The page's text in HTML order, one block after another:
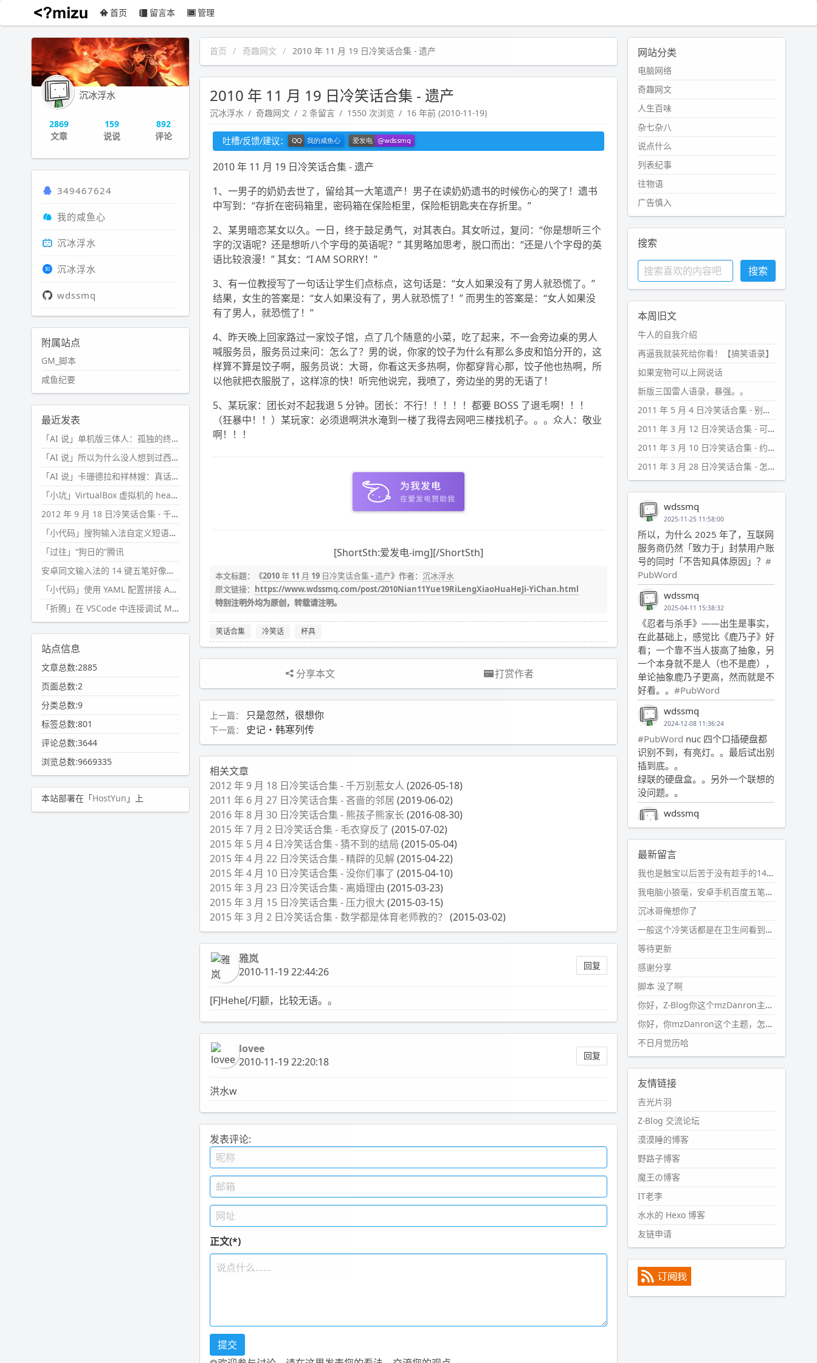
沉冰浮水 首页 留言本 管理
首页 奇趣网文 2010 年 11 月 19 日冷笑话合集 - 遗产
2010 年 11 月 19 日冷笑话合集 - 遗产
沉冰浮水 奇趣网文 2 条留言 1550 次浏览 16 年前 (2010-11-19)
吐槽/反馈/建议：
2010 年 11 月 19 日冷笑话合集 - 遗产
1、一男子的奶奶去世了，留给其一大笔遗产！男子在读奶奶遗书的时候伤心的哭了！遗书
中写到：“存折在密码箱里，密码箱在保险柜里，保险柜钥匙夹在存折里。”
2、某男暗恋某女以久。一日，终于鼓足勇气，对其表白。其女听过，复问：“你是想听三个
字的汉语呢？还是想听八个字母的英语呢？” 其男略加思考，脱口而出：“还是八个字母的英
语比较浪漫！” 其女：“I AM SORRY！”
3、有一位教授写了一句话让学生们点标点，这句话是：“女人如果没有了男人就恐慌了。”
结果，女生的答案是：“女人如果没有了，男人就恐慌了！” 而男生的答案是：“女人如果没
有了男人，就恐慌了！”
4、昨天晚上回家路过一家饺子馆，点了几个随意的小菜，吃了起来，不一会旁边桌的男人
喊服务员，服务员过来问：怎么了？男的说，你家的饺子为什么有那么多皮和馅分开的，这
样算不算是饺子啊，服务员说：大哥，你看这天多热啊，你都穿背心那，饺子他也热啊，所
以他就把衣服脱了，这样凉的快！听完他说完，我喷了，旁边坐的男的无语了！
5、某玩家：团长对不起我退 5 分钟。团长：不行！！！！！都要 BOSS 了退毛啊！！！
（狂暴中！！）某玩家：必须退啊洪水淹到一楼了我得去网吧三楼找机子。。。众人：敬业
啊！！！
[ShortSth:爱发电-img][/ShortSth]
本文标题：《2010 年 11 月 19 日冷笑话合集 - 遗产》作者： 沉冰浮水
原文链接： https://www.wdssmq.com/post/2010Nian11Yue19RiLengXiaoHuaHeJi-YiChan.html
特别注明外均为原创，转载请注明。
笑话合集 冷笑话 杯具
分享本文 打赏作者
上一篇： 只是忽然，很想你
下一篇： 史记・韩寒列传
相关文章
2012 年 9 月 18 日冷笑话合集 - 千万别惹女人 (2026-05-18)
2011 年 6 月 27 日冷笑话合集 - 吝啬的邻居 (2019-06-02)
2016 年 8 月 30 日冷笑话合集 - 熊孩子熊家长 (2016-08-30)
2015 年 7 月 2 日冷笑话合集 - 毛衣穿反了 (2015-07-02)
2015 年 5 月 4 日冷笑话合集 - 猜不到的结局 (2015-05-04)
2015 年 4 月 22 日冷笑话合集 - 精辟的见解(2015-04-22)
2015 年 4 月 10 日冷笑话合集 - 没你们事了 (2015-04-10)
2015 年 3 月 23 日冷笑话合集 - 离婚理由 (2015-03-23)
2015 年 3 月 15 日冷笑话合集 - 压力很大 (2015-03-15)
2015 年 3 月 2 日冷笑话合集 - 数学都是体育老师教的？ (2015-03-02)
雅岚
2010-11-19 22:44:26
回复
[F]Hehe[/F]额，比较无语。。
lovee
2010-11-19 22:20:18
回复
洪水w
发表评论:
正文(*)
沉冰浮水
2869
文章
159
说说
892
评论
349467624
我的咸鱼心
沉冰浮水
沉冰浮水
wdssmq
附属站点
GM_脚本
咸鱼纪要
最近发表
「AI 说」单机版三体人：孤独的终极形态
「AI 说」所以为什么没人想到过西西弗斯的膝盖状态？
「AI 说」卡珊德拉和祥林嫂：真话者的悲剧
「小坑」VirtualBox 虚拟机的 headless 启动方式
2012 年 9 月 18 日冷笑话合集 - 千万别惹女人
「小代码」搜狗输入法自定义短语分片管理「Python」
「过往」“狗日的”腾讯
安卓同文输入法的 14 键五笔好像终于能用了?
「小代码」使用 YAML 配置拼接 AI 提示词，随机及条件语句
「折腾」在 VSCode 中连接调试 Microsoft Edge
站点信息
文章总数:2885
页面总数:2
分类总数:9
标签总数:801
评论总数:3644
浏览总数:9669335
本站部署在「HostYun 」上
网站分类
电脑网络
奇趣网文
人生百味
杂七杂八
说点什么
列表纪事
往物语
广告慎入
搜索
本周旧文
牛人的自我介绍
再逼我就装死给你看！【搞笑语录】
如果宠物可以上网说话
新版三国雷人语录，暴强。。
2011 年 5 月 4 日冷笑话合集 - 别看不上老婆挑的东西
2011 年 3 月 12 日冷笑话合集 - 可疑的考生
2011 年 3 月 10 日冷笑话合集 - 约定
2011 年 3 月 28 日冷笑话合集 - 怎么证明
wdssmq
2025-11-25 11:58:00
所以，为什么 2025 年了，互联网
服务商仍然「致力于」封禁用户账
号的同时「不告知具体原因」？ #
PubWord
wdssmq
2025-04-11 15:38:32
《忍者与杀手》——出生是事实，
在此基础上，感觉比《鹿乃子》好
看；一个靠不当人拔高了抽象，另
一个本身就不是人（也不是鹿），
单论抽象鹿乃子更高，然而就是不
好看。。 #PubWord
wdssmq
2024-12-08 11:36:24
#PubWord nuc 四个口插硬盘都
识别不到，有亮灯。。最后试出别
插到底。。
绿联的硬盘盒。。另外一个联想的
没问题。。
wdssmq
2024-11-19 17:31:51
#PubWord近期观影记录：超级
马里奥，死侍与金刚狼。。
wdssmq
2024-10-08 10:12:25
#PubWord搬家也告一段落，虽
然搬过来的东西还得归置，新衣柜
虽说已经散俩月味儿了，但还是不
想放衣服进去。
wdssmq
2024-09-23 21:00:49
#PubWord
一次？？碎雨集_沉冰浮水_第1页
https://www.wdssmq.com/ta
g/%E7%A2%8E%E9%9B%A8%E
9%9B%86/
wdssmq
2024-09-23 20:58:40
话，2024 年目前只发了 13 条
嘟？？？？
wdssmq
2024-09-15 10:32:07
#PubWordVSCode 内 git 操作卡
住的时候没办法主动取消一直是个
痛点，一般都是推送或拉取，今天
连提交都卡了。。
wdssmq
#PubWord又一个夏天过去了，
所以今年也没买防水鞋套；然后天
凉了，为了应对踢被子买了睡袋，
不知道 1.2 米会不会略窄。。
最新留言
我也是触宝以后苦于没有趁手的14键五笔键盘久矣上面那位兄台用的百度双键点划布局我也用过很久，那个皮肤做得很粗糙，个别键位的触发区域是错位的，快速打字时很容易出错，修改它的皮肤文件校正后勉强能用，但早年出的皮肤分辨率太低，实在谈不上美观。百度小米定制版的商店里有一个"小黑板"皮肤还不错(百度官方输入法商店里没有)，但那个风格我不喜欢这两天找到了一个叫"森林集"的公众号，开发了海量的皮肤，很多都有14键版本，付费但很便宜，几块钱，终于有自己满意的输入法了搜了一下，这个工作室还是百度的官方合作伙伴，不知道为什么14键作品都不在官方商店上架，难道是百度官方在刻意放弃14键？
我电脑小狼毫，安卓手机百度五笔，皮肤用的双键点划，挺好的。
沉冰哥俺想你了
一般这个冷笑话都是在卫生间看到的多
等待更新
感谢分享
脚本 没了啊
你好，Z-Blog你这个mzDanron主题，怎么去除文章标题图像和文章摘要，仅显示标题，感谢回复！
你好，你mzDanron这个主题，怎么去除文章标题的图像和文章摘要！仅显示标题，感谢回复解决！
不日月觉历哈
友情链接
吉光片羽
Z-Blog 交流论坛
漠漠睡的博客
野路子博客
魔王の博客
IT老李
水水的 Hexo 博客
友链申请